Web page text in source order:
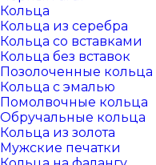
Кольца
Кольца из серебра
Кольца со вставками
Кольца без вставок
Позолоченные кольца
Кольца с эмалью
Помолвочные кольца
Обручальные кольца
Кольца из золота
Мужские печатки